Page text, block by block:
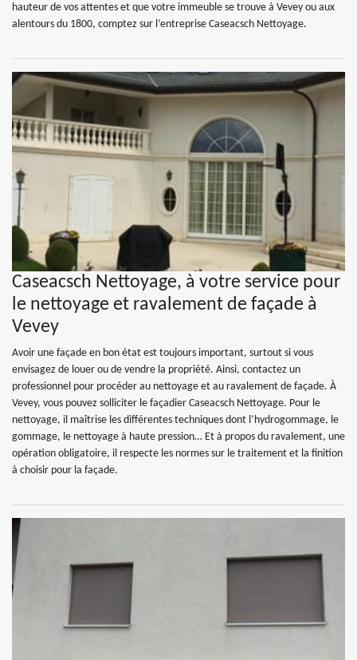
hauteur de vos attentes et que votre immeuble se trouve à Vevey ou aux
alentours du 1800, comptez sur l’entreprise Caseacsch Nettoyage.
Caseacsch Nettoyage, à votre service pour
le nettoyage et ravalement de façade à
Vevey
Avoir une façade en bon état est toujours important, surtout si vous
envisagez de louer ou de vendre la propriété. Ainsi, contactez un
professionnel pour procéder au nettoyage et au ravalement de façade. À
Vevey, vous pouvez solliciter le façadier Caseacsch Nettoyage. Pour le
nettoyage, il maîtrise les différentes techniques dont l’hydrogommage, le
gommage, le nettoyage à haute pression… Et à propos du ravalement, une
opération obligatoire, il respecte les normes sur le traitement et la finition
à choisir pour la façade.